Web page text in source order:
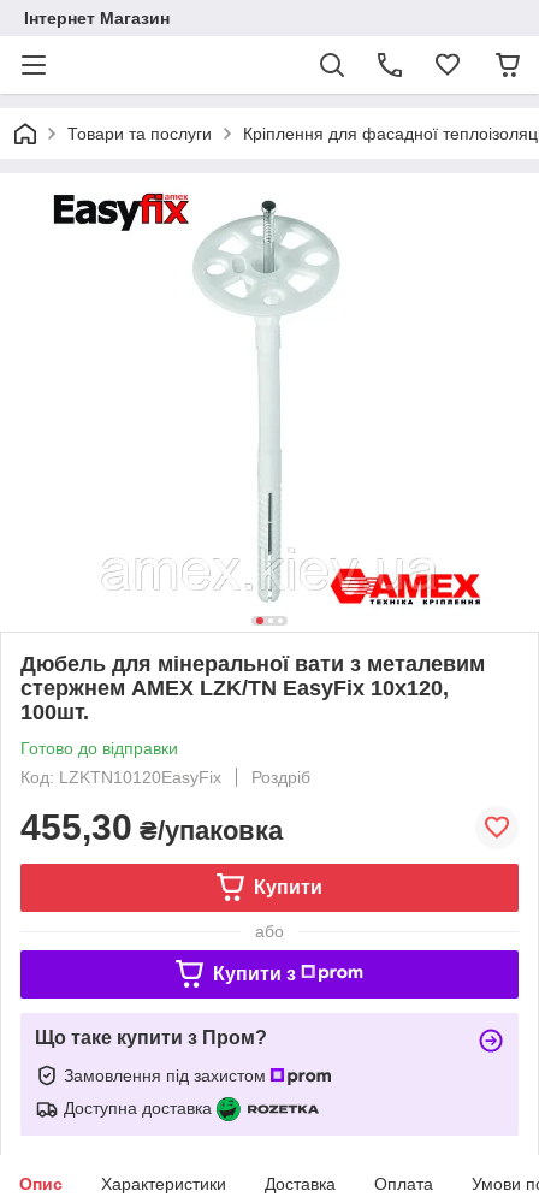
Інтернет Магазин
Товари та послуги Кріплення для фасадної
Дюбель для мінеральної вати з металевим
стержнем AMEX LZK/TN EasyFix 10х120,
100шт.
Готово до відправки
Код: LZKTN10120EasyFix
Роздріб
455,30 ₴/упаковка
Купити
або
Купити з
Що таке купити з Пром?
Замовлення під захистом
Доступна доставка
Опис Характеристики Доставка Оплата Умови